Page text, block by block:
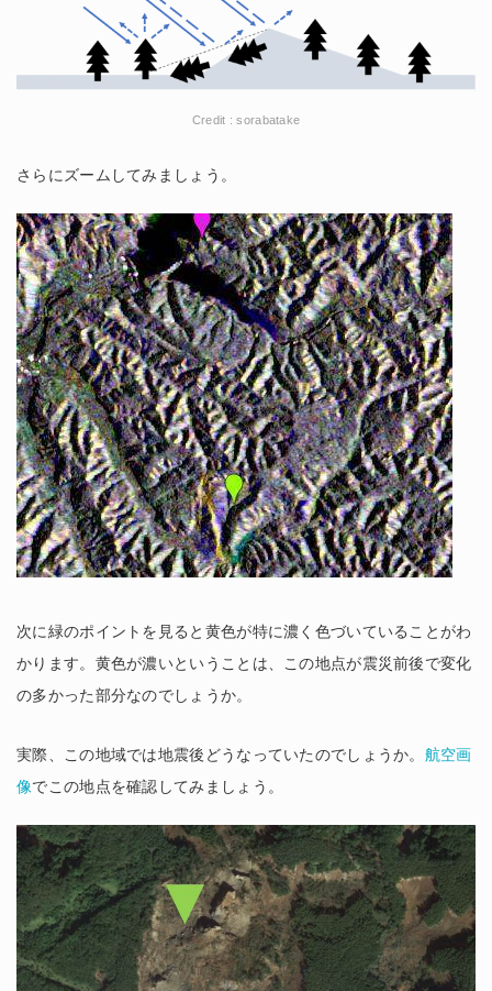
Credit : sorabatake
さらにズームしてみましょう。
次に緑のポイントを見ると黄色が特に濃く色づいていることがわ
かります。黄色が濃いということは、この地点が震災前後で変化
の多かった部分なのでしょうか。
実際、この地域では地震後どうなっていたのでしょうか。 航空画
像でこの地点を確認してみましょう。